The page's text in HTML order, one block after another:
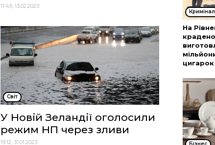
11:45, 13.02.2023
Cвіт
У Новій Зеландії оголосили
режим НП через зливи
19:12, 31.01.2023
Кримінал
На
цигарок